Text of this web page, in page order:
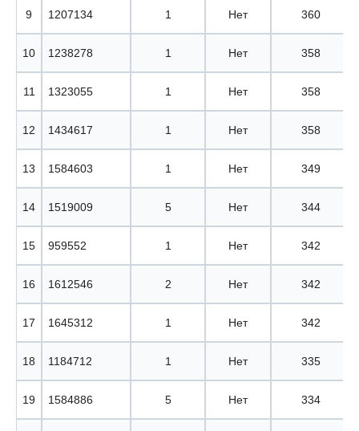
9 1207134 1 Нет 360
10 1238278 1 Нет 358
11 1323055 1 Нет 358
12 1434617 1 Нет 358
13 1584603 1 Нет 349
14 1519009 5 Нет 344
15 959552 1 Нет 342
16 1612546 2 Нет 342
17 1645312 1 Нет 342
18 1184712 1 Нет 335
19 1584886 5 Нет 334